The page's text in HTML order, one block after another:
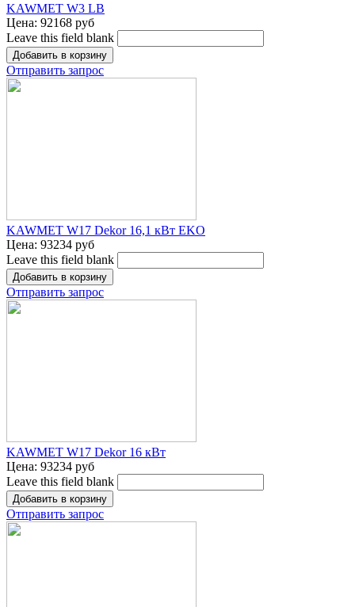
KAWMET W3 LB
Цена: 92168 руб
Leave this field blank
Отправить запрос
KAWMET W17 Dekor 16,1 кВт EKO
Цена: 93234 руб
Leave this field blank
Отправить запрос
KAWMET W17 Dekor 16 кВт
Цена: 93234 руб
Leave this field blank
Отправить запрос